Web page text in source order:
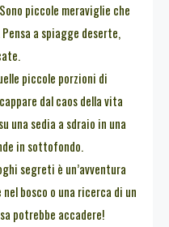
piccole meraviglie che
a spiagge deserte,
piccole porzioni di
dal caos della vita
una sedia a sdraio in una
in sottofondo.
segreti è un’avventura
bosco o una ricerca di un
potrebbe accadere!